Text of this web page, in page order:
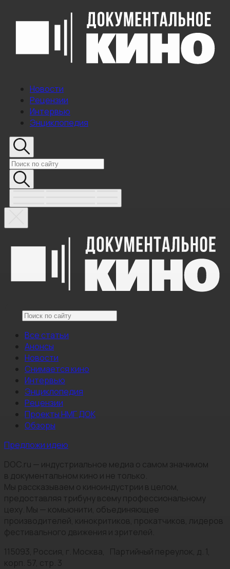
Новости
Рецензии
Интервью
Энциклопедия
Все статьи
Анонсы
Новости
Снимается кино
Интервью
Энциклопедия
Рецензии
Проекты НМГ ДОК
Обзоры
Предложи идею
DOC.ru — индустриальное медиа о самом значимом
в документальном кино и не только.
Мы рассказываем о киноиндустрии в целом,
предоставляя трибуну всему профессиональному
цеху. Мы — комьюнити, объединяющее
производителей, кинокритиков, прокатчиков, лидеров
фестивального движения и зрителей.
115093, Россия, г. Москва, Партийный переулок, д. 1,
корп. 57, стр. 3